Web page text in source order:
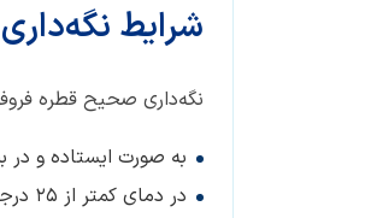
شرایط
نگه‌داری صحیح قطره
به صورت ایستاده و
در دمای کمتر از ۲۵ درجه سانتی‌گراد و دور از نور نگه‌داری شود.